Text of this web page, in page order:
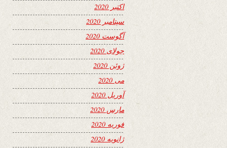
اکتبر 2020
سپتامبر 2020
آگوست 2020
جولای 2020
ژوئن 2020
می 2020
آوریل 2020
مارس 2020
فوریه 2020
ژانویه 2020